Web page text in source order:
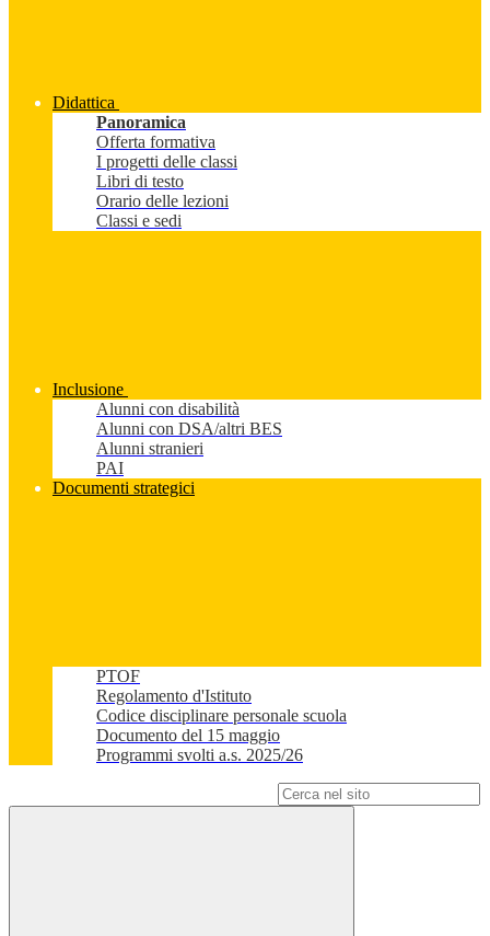
Didattica
Panoramica
Offerta formativa
I progetti delle classi
Libri di testo
Orario delle lezioni
Classi e sedi
Inclusione
Alunni con disabilità
Alunni con DSA/altri BES
Alunni stranieri
PAI
Documenti strategici
PTOF
Regolamento d'Istituto
Codice disciplinare personale scuola
Documento del 15 maggio
Programmi svolti a.s. 2025/26